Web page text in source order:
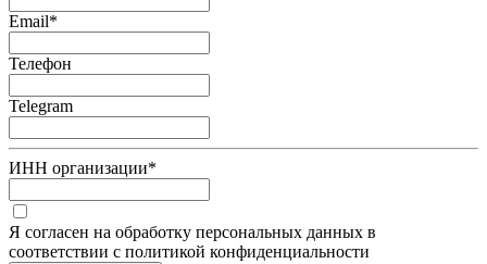
Email*
Телефон
Telegram
ИНН организации*
Я согласен на обработку персональных данных в
соответствии с политикой конфиденциальности